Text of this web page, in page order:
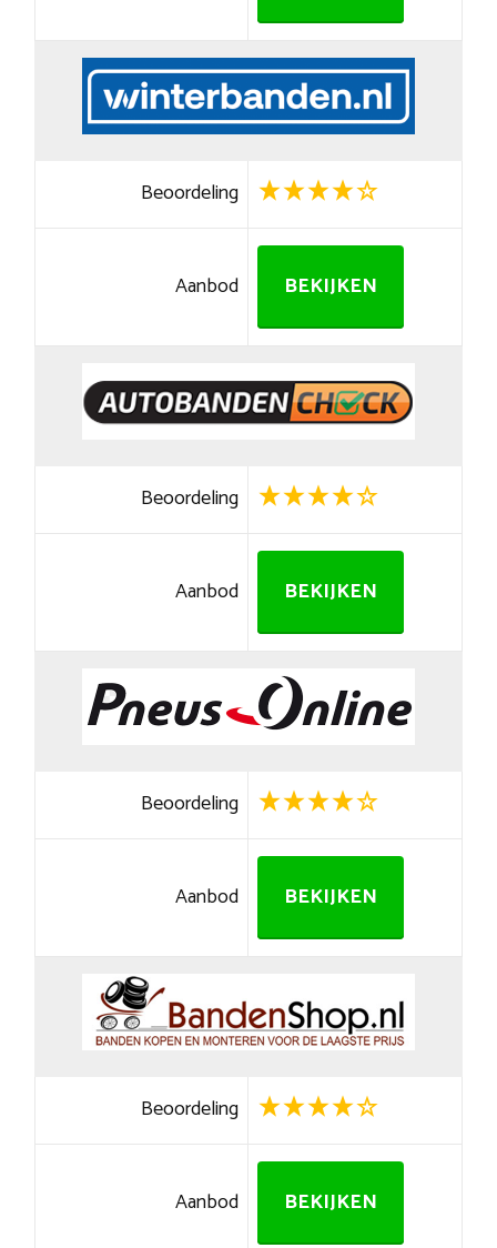
Beoordeling
Aanbod BEKIJKEN
Beoordeling
Aanbod BEKIJKEN
Beoordeling
Aanbod BEKIJKEN
Beoordeling
Aanbod BEKIJKEN